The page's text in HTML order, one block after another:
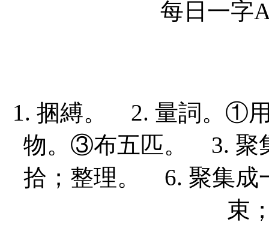
每日一字
1. 捆縛。 2. 量詞。①
物。③布五匹。 3. 聚
拾；整理。 6. 聚集
束